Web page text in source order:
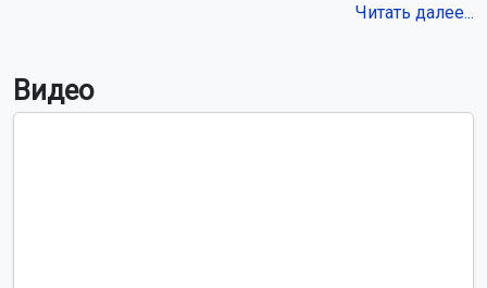
Читать далее...
Видео